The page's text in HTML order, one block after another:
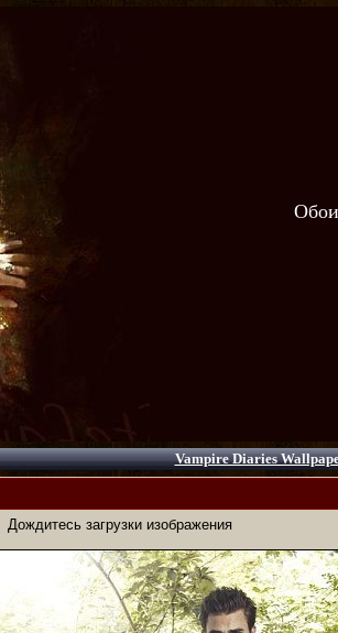
Vampire Diaries
Дождитесь загрузки изображения